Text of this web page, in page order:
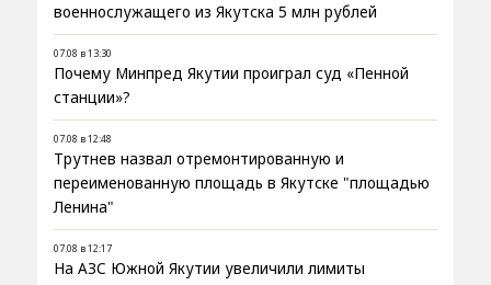
военнослужащего из Якутска 5 млн рублей
07.08 в 13:30
Почему Минпред Якутии проиграл суд «Пенной
станции»?
07.08 в 12:48
Трутнев назвал отремонтированную и
переименованную площадь в Якутске "площадью
Ленина"
07.08 в 12:17
На АЗС Южной Якутии увеличили лимиты